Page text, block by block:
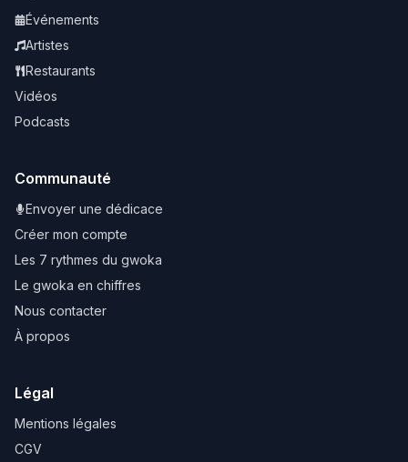
Événements
Artistes
Restaurants
Vidéos
Podcasts
Communauté
Envoyer une dédicace
Créer mon compte
Les 7 rythmes du gwoka
Le gwoka en chiffres
Nous contacter
À propos
Légal
Mentions légales
CGV